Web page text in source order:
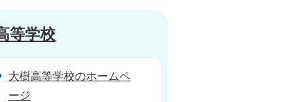
等学校
大樹高等学校のホームペ
ージ